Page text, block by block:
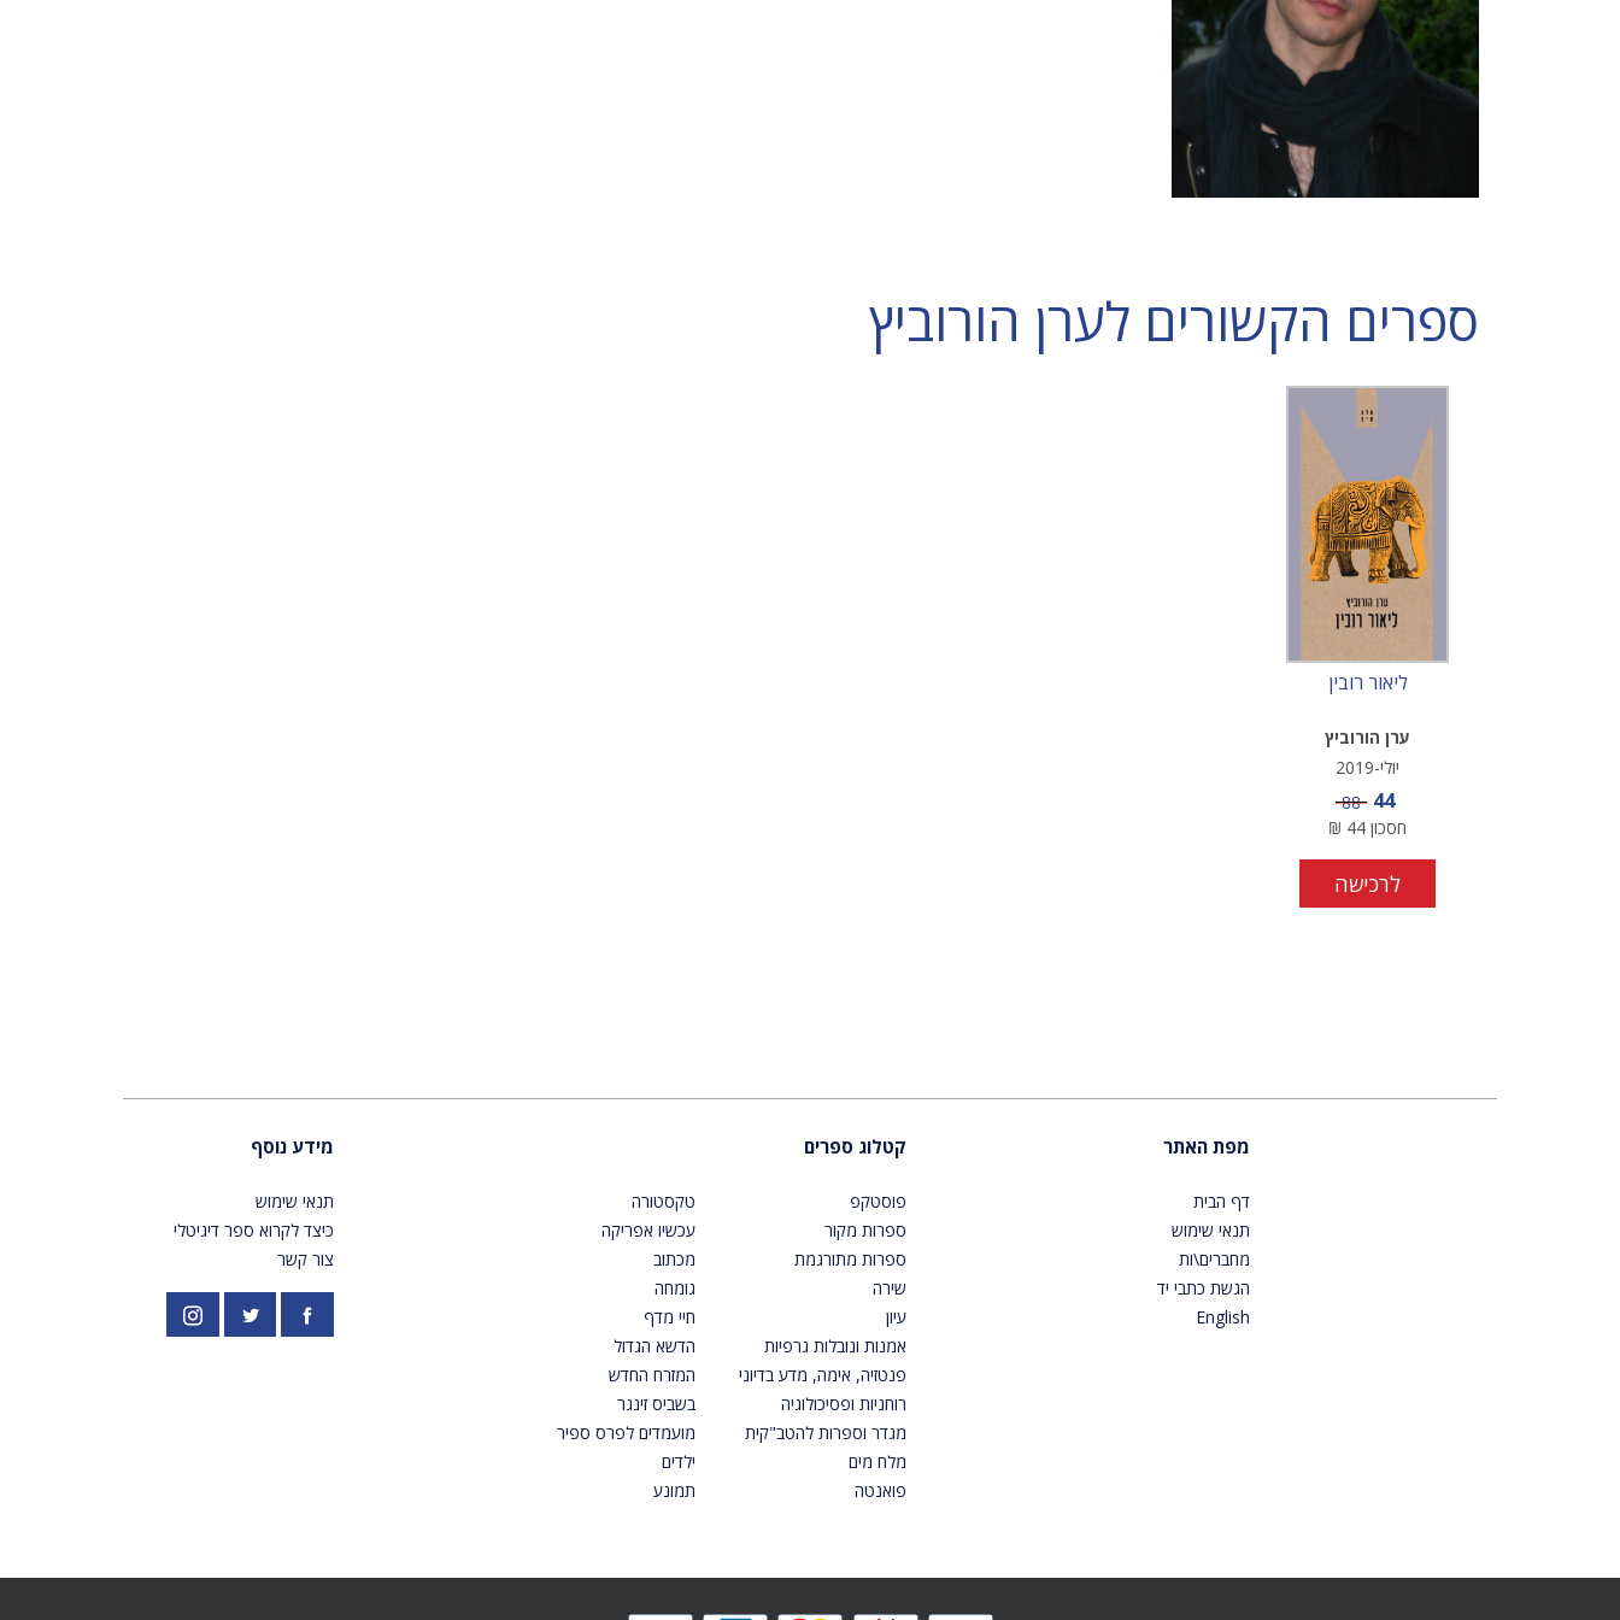
ספרים הקשורים לערן הורוביץ
ליאור רובין
ערן הורוביץ
יולי-2019
מחיר מבצע
44 מחיר
88
חסכון 44
₪
לרכישה
מפת האתר
דף הבית
תנאי שימוש
מחברים\ות
הגשת כתבי יד
English
קטלוג ספרים
פוסטקפ
ספרות מקור
ספרות מתורגמת
שירה
עיון
אמנות ונובלות גרפיות
פנטזיה, אימה, מדע בדיוני
רוחניות ופסיכולוגיה
מגדר וספרות להטב"קית
מלח מים
פואנטה
טקסטורה
עכשיו אפריקה
מכתוב
גומחה
חיי מדף
הדשא הגדול
המזרח החדש
בשביס זינגר
מועמדים לפרס ספיר
ילדים
תמונע
מידע נוסף
תנאי שימוש
כיצד לקרוא ספר דיגיטלי
צור קשר
פייסבוק PardesPublish
אינסטגרם